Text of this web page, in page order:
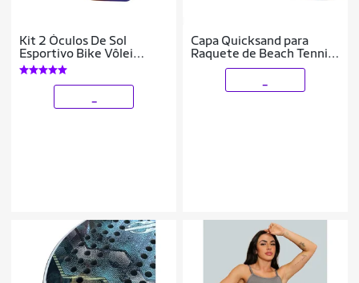
Kit 2 Óculos De Sol
Esportivo Bike Vôlei
Pesca Corrida Caminhada
Beach Tennis Triatlo
Proteção UV400
Capa Quicksand para
Raquete de Beach Tennis
Azul e Vermelha e Branca